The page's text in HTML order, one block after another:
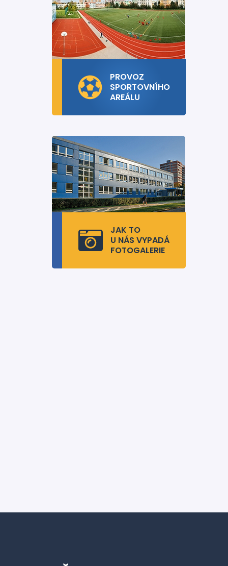
PROVOZ
SPORTOVNÍHO
AREÁLU
JAK TO
U NÁS VYPADÁ
FOTOGALERIE